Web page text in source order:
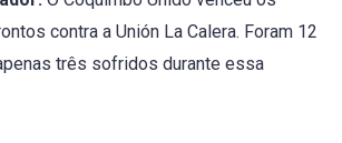
contra a Unión La Calera. Foram 12
três sofridos durante essa